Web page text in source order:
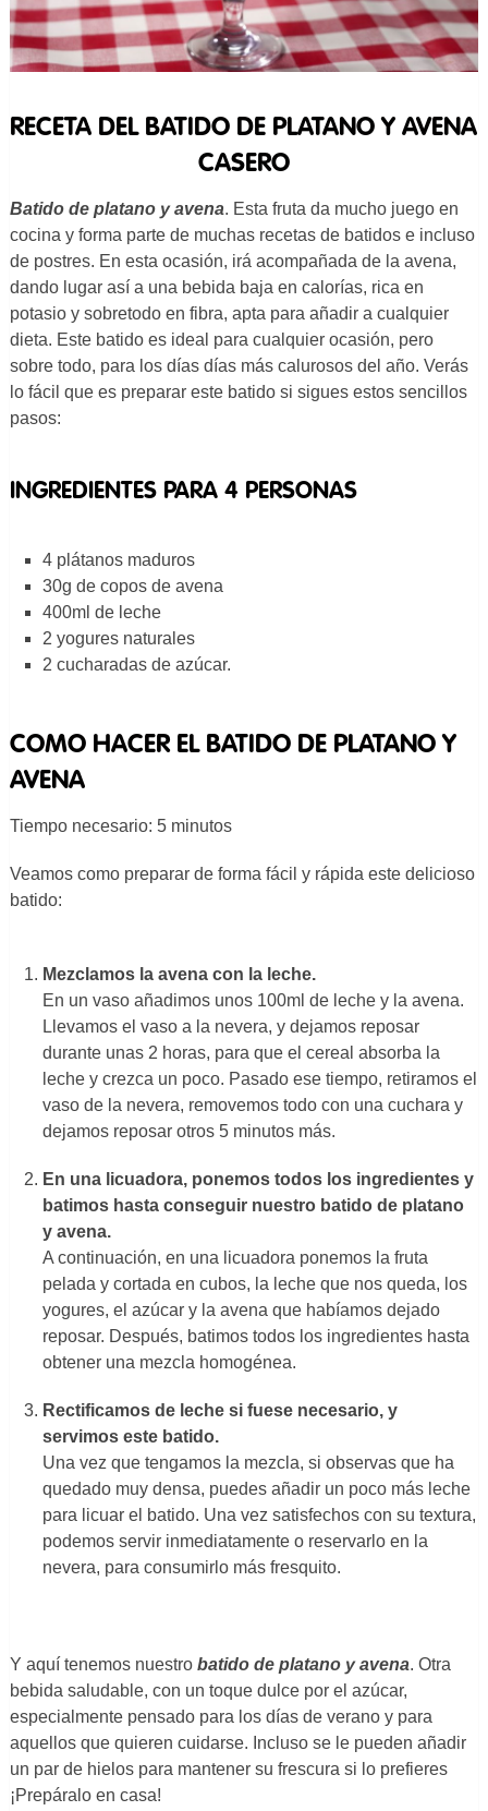
RECETA DEL BATIDO DE PLATANO Y AVENA
CASERO
Batido de platano y avena. Esta fruta da mucho juego en
cocina y forma parte de muchas recetas de batidos e incluso
de postres. En esta ocasión, irá acompañada de la avena,
dando lugar así a una bebida baja en calorías, rica en
potasio y sobretodo en fibra, apta para añadir a cualquier
dieta. Este batido es ideal para cualquier ocasión, pero
sobre todo, para los días días más calurosos del año. Verás
lo fácil que es preparar este batido si sigues estos sencillos
pasos:
INGREDIENTES PARA 4 PERSONAS
4 plátanos maduros
30g de copos de avena
400ml de leche
2 yogures naturales
2 cucharadas de azúcar.
COMO HACER EL BATIDO DE PLATANO Y
AVENA
Tiempo necesario: 5 minutos
Veamos como preparar de forma fácil y rápida este delicioso
batido:
Mezclamos la avena con la leche.
En un vaso añadimos unos 100ml de leche y la avena.
Llevamos el vaso a la nevera, y dejamos reposar
durante unas 2 horas, para que el cereal absorba la
leche y crezca un poco. Pasado ese tiempo, retiramos el
vaso de la nevera, removemos todo con una cuchara y
dejamos reposar otros 5 minutos más.
En una licuadora, ponemos todos los ingredientes y
batimos hasta conseguir nuestro batido de platano
y avena.
A continuación, en una licuadora ponemos la fruta
pelada y cortada en cubos, la leche que nos queda, los
yogures, el azúcar y la avena que habíamos dejado
reposar. Después, batimos todos los ingredientes hasta
obtener una mezcla homogénea.
Rectificamos de leche si fuese necesario, y
servimos este batido.
Una vez que tengamos la mezcla, si observas que ha
quedado muy densa, puedes añadir un poco más leche
para licuar el batido. Una vez satisfechos con su textura,
podemos servir inmediatamente o reservarlo en la
nevera, para consumirlo más fresquito.
Y aquí tenemos nuestro batido de platano y avena. Otra
bebida saludable, con un toque dulce por el azúcar,
especialmente pensado para los días de verano y para
aquellos que quieren cuidarse. Incluso se le pueden añadir
un par de hielos para mantener su frescura si lo prefieres
¡Prepáralo en casa!